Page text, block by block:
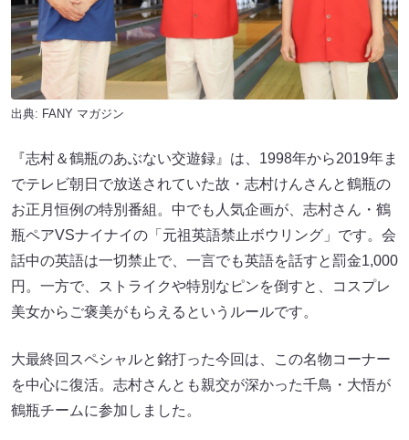
出典: FANY マガジン
『志村＆鶴瓶のあぶない交遊録』は、1998年から2019年ま
でテレビ朝日で放送されていた故・志村けんさんと鶴瓶の
お正月恒例の特別番組。中でも人気企画が、志村さん・鶴
瓶ペアVSナイナイの「元祖英語禁止ボウリング」です。会
話中の英語は一切禁止で、一言でも英語を話すと罰金1,000
円。一方で、ストライクや特別なピンを倒すと、コスプレ
美女からご褒美がもらえるというルールです。
大最終回スペシャルと銘打った今回は、この名物コーナー
を中心に復活。志村さんとも親交が深かった千鳥・大悟が
鶴瓶チームに参加しました。